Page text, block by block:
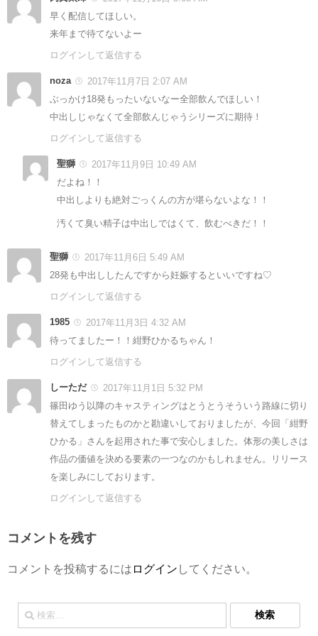
早く配信してほしい。
来年まで待てないよー
ログインして返信する
noza
2017年11月7日 2:07 AM
ぶっかけ18発もったいないなー全部飲んでほしい！
中出しじゃなくて全部飲んじゃうシリーズに期待！
ログインして返信する
聖獅
2017年11月9日 10:49 AM
だよね！！
中出しよりも絶対ごっくんの方が堪らないよな！！
汚くて臭い精子は中出しではくて、飲むべきだ！！
聖獅
2017年11月6日 5:49 AM
28発も中出ししたんですから妊娠するといいですね♡
ログインして返信する
1985
2017年11月3日 4:32 AM
待ってましたー！！紺野ひかるちゃん！
ログインして返信する
しーただ
2017年11月1日 5:32 PM
篠田ゆう以降のキャスティングはとうとうそういう路線に切り
替えてしまったものかと勘違いしておりましたが、今回「紺野
ひかる」さんを起用された事で安心しました。体形の美しさは
作品の価値を決める要素の一つなのかもしれません。リリース
を楽しみにしております。
ログインして返信する
コメントを残す
コメントを投稿するには ログイン してください。
検
索: